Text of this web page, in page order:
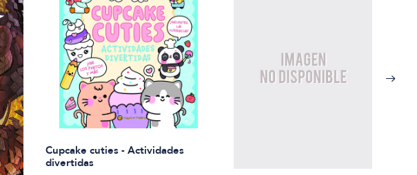
Cupcake cuties - Actividades
divertidas